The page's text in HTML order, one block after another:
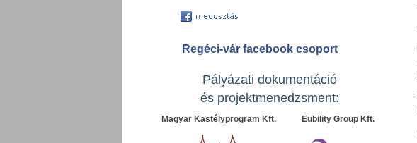
Regéci-vár facebook csoport
Pályázati dokumentáció
és projektmenedzsment:
Magyar Kastélyprogram Kft. Eubility Group Kft.